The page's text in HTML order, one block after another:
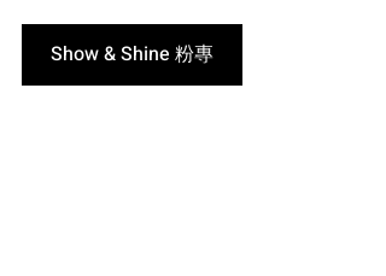
Show & Shine 粉專